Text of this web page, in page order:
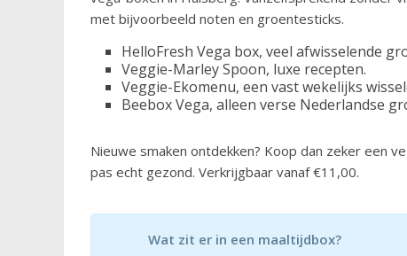
met bijvoorbeeld noten en groentesticks.
HelloFresh Vega box, veel afwisselende
Veggie-Marley Spoon, luxe recepten.
Veggie-Ekomenu, een vast wekelijks
Beebox Vega, alleen verse Nederlandse
Nieuwe smaken ontdekken? Koop dan zeker een
pas echt gezond. Verkrijgbaar vanaf €11,00.
Wat zit er in een maaltijdbox?